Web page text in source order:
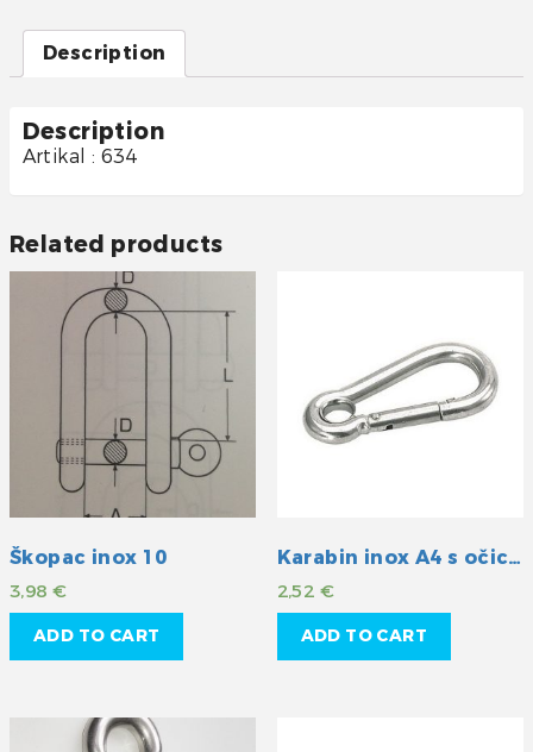
Description
Description
Artikal : 634
Related products
Škopac inox 10
3,98 €
ADD TO CART
Karabin inox A4 s očicom 50mm
2,52 €
ADD TO CART